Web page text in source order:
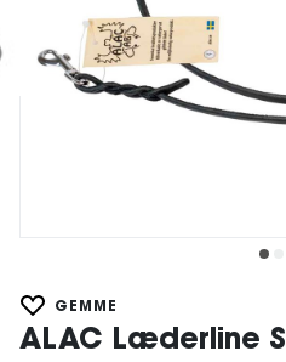
GEMME
ALAC Læderline